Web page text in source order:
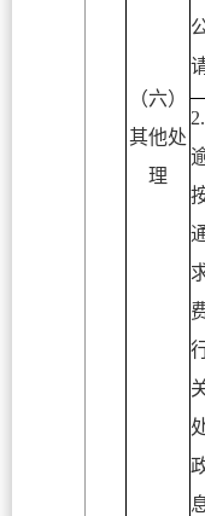
（六）
其他处
理